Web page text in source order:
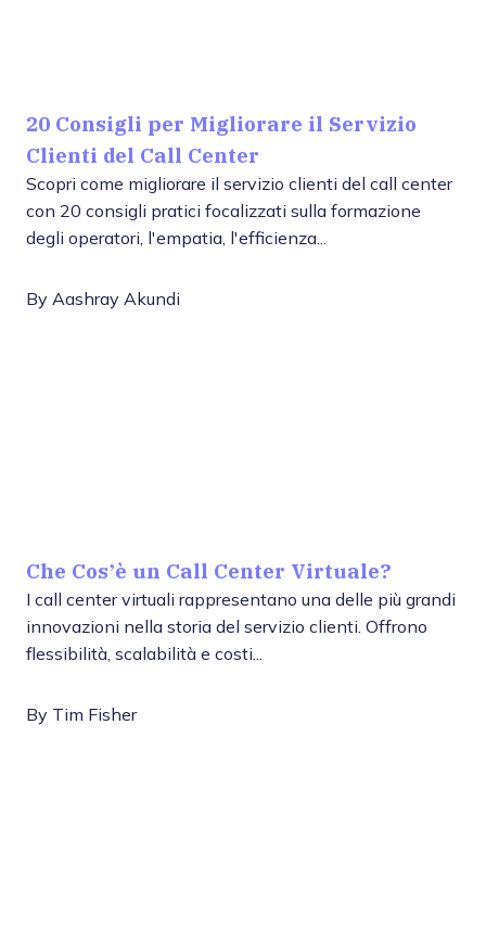
20 Consigli per Migliorare il Servizio
Clienti del Call Center
Scopri come migliorare il servizio clienti del call center
con 20 consigli pratici focalizzati sulla formazione
degli operatori, l'empatia, l'efficienza...
By Aashray Akundi
Che Cos’è un Call Center Virtuale?
I call center virtuali rappresentano una delle più grandi
innovazioni nella storia del servizio clienti. Offrono
flessibilità, scalabilità e costi...
By Tim Fisher